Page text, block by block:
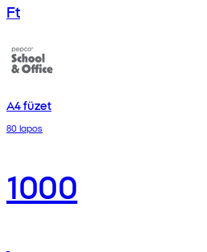
Ft
A4 füzet
80 lapos
1000